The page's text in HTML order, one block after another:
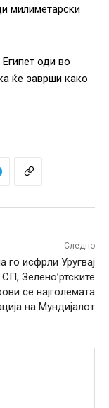
милиметарски
Египет оди во
ќе заврши како
Следно
го исфрли Уругвај
Зелено’ртските
се најголемата
на Мундијалот